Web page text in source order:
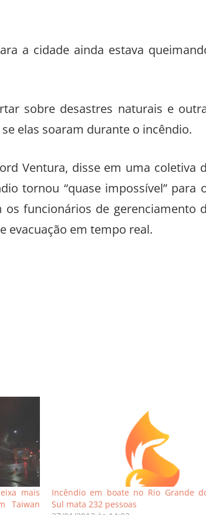
a cidade ainda estava
sobre desastres naturais e
elas soaram durante o incêndio.
Ventura, disse em uma coletiva
tornou “quase impossível” para
funcionários de gerenciamento
evacuação em tempo real.
mais
Taiwan
Incêndio em boate no Rio Grande
Sul mata 232 pessoas